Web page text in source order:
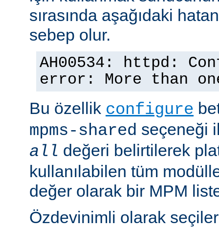
sırasında aşağıdaki
sebep olur.
AH00534: httpd:
error: More than
Bu özellik configure
mpms-shared seçeneği
all değeri belirtilerek
kullanılabilen tüm
değer olarak bir MPM
Özdevinimli olarak